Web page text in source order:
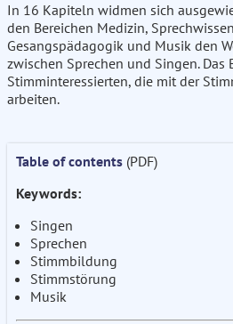
In 16 Kapiteln widmen sich
den Bereichen Medizin,
Gesangspädagogik und Musik den
zwischen Sprechen und Singen.
Stimminteressierten, die mit der
arbeiten.
Table of contents (PDF)
Keywords:
Singen
Sprechen
Stimmbildung
Stimmstörung
Musik